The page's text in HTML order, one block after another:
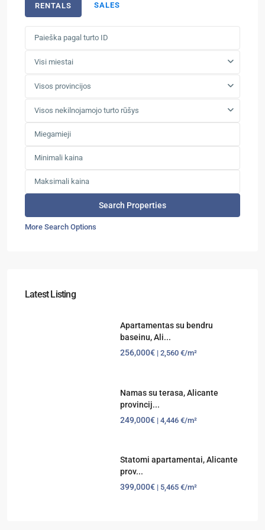
RENTALS SALES
Visi miestai
Visos provincijos
Visos nekilnojamojo turto rūšys
More Search Options
Latest Listing
Apartamentas su bendru
baseinu, Ali...
256,000€ | 2,560 €/m²
Namas su terasa, Alicante
provincij...
249,000€ | 4,446 €/m²
Statomi apartamentai, Alicante
prov...
399,000€ | 5,465 €/m²